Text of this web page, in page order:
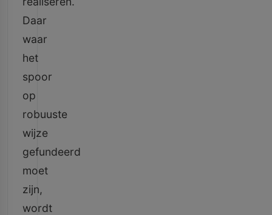
Daar
waar
het
spoor
op
robuuste
wijze
gefundeerd
moet
zijn,
wordt